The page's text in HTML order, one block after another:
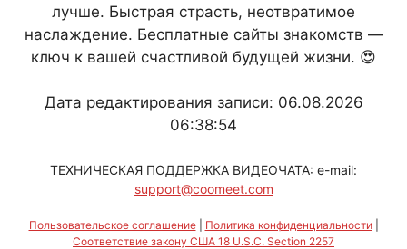
лучше. Быстрая страсть, неотвратимое
наслаждение. Бесплатные сайты знакомств —
ключ к вашей счастливой будущей жизни. 😍
Дата редактирования записи: 06.08.2026
06:38:54
ТЕХНИЧЕСКАЯ ПОДДЕРЖКА ВИДЕОЧАТА: e-mail:
support@coomeet.com
Пользовательское соглашение| Политика конфиденциальности|
Соответствие закону США 18 U.S.C. Section 2257